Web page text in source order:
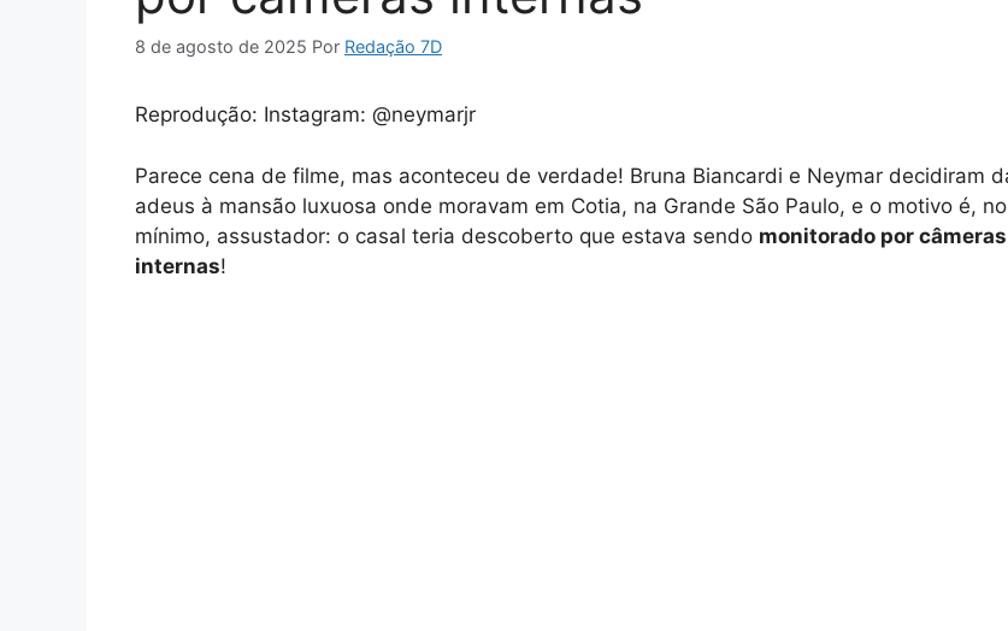
8 de agosto de 2025 Por Redação 7D
Reprodução: Instagram: @neymarjr
Parece cena de filme, mas aconteceu de verdade! Bruna Biancardi e Neymar decidiram
adeus à mansão luxuosa onde moravam em Cotia, na Grande São Paulo, e o motivo é, no
mínimo, assustador: o casal teria descoberto que estava sendo monitorado por câmeras
internas!